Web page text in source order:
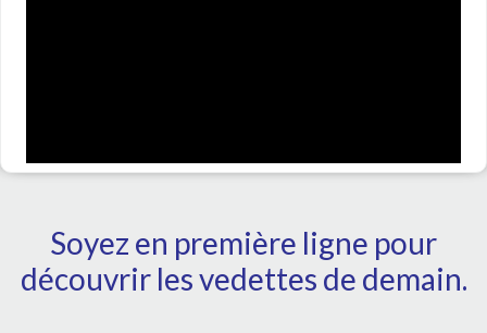
Soyez en première ligne pour
découvrir les vedettes de demain.